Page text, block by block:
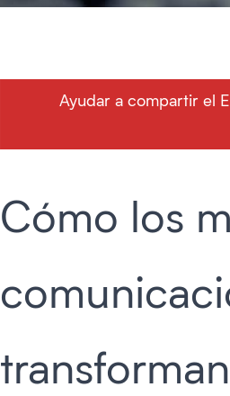
Ayudar a compartir el
Cómo los